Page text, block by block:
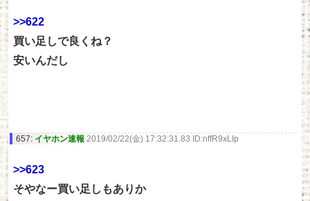
>>622
買い足しで良くね？
安いんだし
657: イヤホン速報 2019/02/22(金) 17:32:31.83 ID:nffR9xLIp
>>623
そやなー買い足しもありか